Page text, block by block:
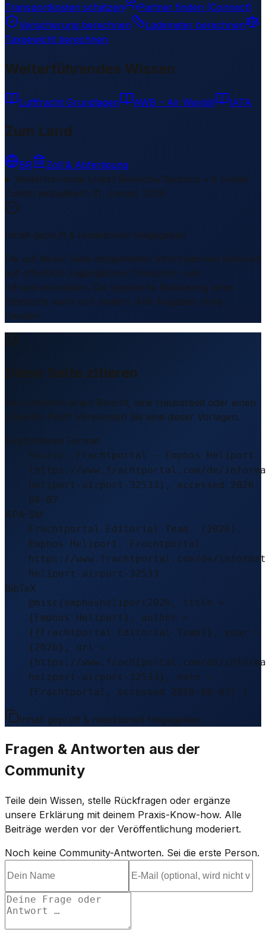
Transportkosten schätzen
Partner finden (Connect)
Versicherung berechnen
Lademeter berechnen
Taxgewicht berechnen
Weiterführendes Wissen
Luftfracht Grundlagen AWB – Air Waybill IATA
Zum Land
BR
Zoll & Abfertigung
Weiterführende Links1 Bereiche/Sections • 8 Links▾
Zuletzt aktualisiert: 31. Januar 2026
Inhalt geprüft & redaktionell freigegeben
Die auf dieser Seite dargestellten Informationen basieren
auf öffentlich zugänglichen Transport- und
Infrastrukturdaten. Die logistische Bedeutung eines
Standorts kann sich ändern. Alle Angaben ohne
Gewähr.
Diese Seite zitieren
Sie schreiben einen Bericht, eine Hausarbeit oder einen
LinkedIn-Post? Verwenden Sie eine dieser Vorlagen.
Empfohlenes Format
Source: Frachtportal – Emphos Heliport
(https://www.frachtportal.com/de/
heliport-airport-32533), accessed 2026-
08-07
APA-Stil
Frachtportal Editorial Team. (2026).
Emphos Heliport. Frachtportal.
https://www.frachtportal.com/de/
heliport-airport-32533
BibTeX
@misc{emphosheliport2026, title =
{Emphos Heliport}, author =
{{Frachtportal Editorial Team}}, year =
{2026}, url =
{https://www.frachtportal.com/de/
heliport-airport-32533}, note =
{Frachtportal, accessed 2026-08-07} }
Inhalt geprüft & redaktionell freigegeben.
Fragen & Antworten aus der
Community
Teile dein Wissen, stelle Rückfragen oder ergänze
unsere Erklärung mit deinem Praxis-Know-how. Alle
Beiträge werden vor der Veröffentlichung moderiert.
Noch keine Community-Antworten. Sei die erste Person.